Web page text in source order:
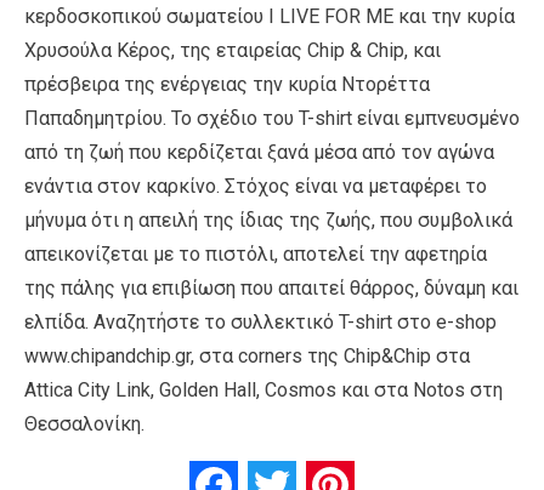
κερδοσκοπικού σωματείου I LIVE FOR ME και την κυρία
Χρυσούλα Κέρος, της εταιρείας Chip & Chip, και
πρέσβειρα της ενέργειας την κυρία Ντορέττα
Παπαδημητρίου. To σχέδιο του T-shirt είναι εμπνευσμένο
από τη ζωή που κερδίζεται ξανά μέσα από τον αγώνα
ενάντια στον καρκίνο. Στόχος είναι να μεταφέρει το
μήνυμα ότι η απειλή της ίδιας της ζωής, που συμβολικά
απεικονίζεται με το πιστόλι, αποτελεί την αφετηρία
της πάλης για επιβίωση που απαιτεί θάρρος, δύναμη και
ελπίδα. Αναζητήστε το συλλεκτικό T-shirt στο e-shop
www.chipandchip.gr, στα corners της Chip&Chip στα
Attica City Link, Golden Hall, Cosmos και στα Notos στη
Θεσσαλονίκη.
FacebookTwitter